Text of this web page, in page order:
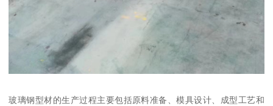
玻璃钢型材的生产过程主要包括原料准备、模具设计、成型工艺和